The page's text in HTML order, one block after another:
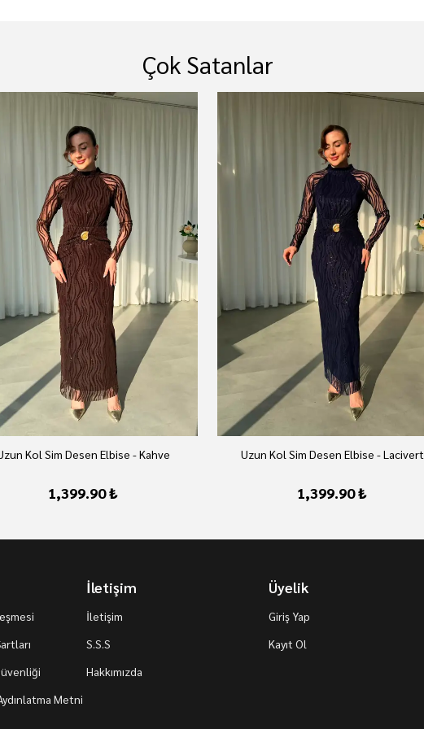
Çok Satanlar
Kol Sim Desen Elbise - Kahve
1,399.90 ₺
Uzun Kol Sim Desen Elbise - Lacivert
1,399.90 ₺
Metni
İletişim
İletişim
S.S.S
Hakkımızda
Üyelik
Giriş Yap
Kayıt Ol